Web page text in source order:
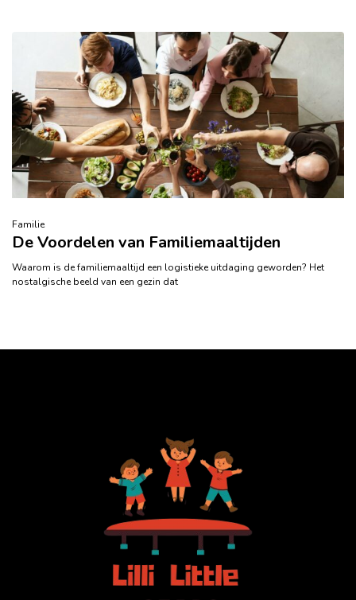
Familie
De Voordelen van Familiemaaltijden
Waarom is de familiemaaltijd een logistieke uitdaging geworden? Het
nostalgische beeld van een gezin dat